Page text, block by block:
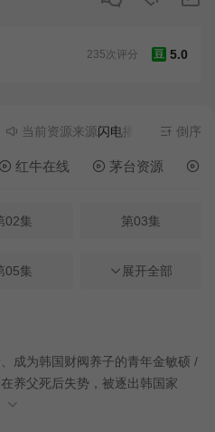
豆 5.0
235次评分
当前资源来源闪电播放 - 无需安装
倒序
红牛在线 茅台资源
02集 第03集
05集 第06集
展开全部
成为韩国财阀养子的青年金敏硕 /
养父死后失势，被逐出韩国家
他邂逅了幼年丧父的医生河濑桃